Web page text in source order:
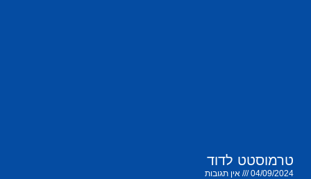
טרמוסטט לדוד
04/09/2024 אין תגובות